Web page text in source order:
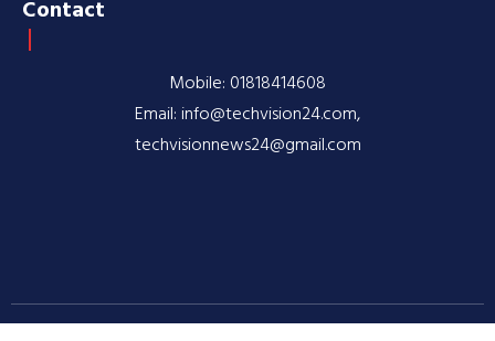
Contact
Mobile: 01818414608
Email: info@techvision24.com,
techvisionnews24@gmail.com